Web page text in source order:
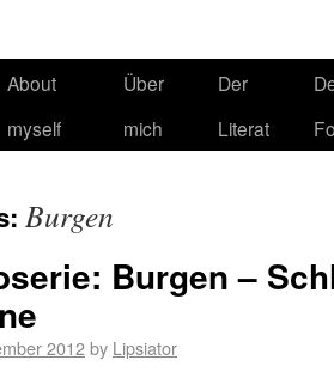
About
myself
Über
mich
Der
Literat
Burgen
Burgen –
2012by Lipsiator